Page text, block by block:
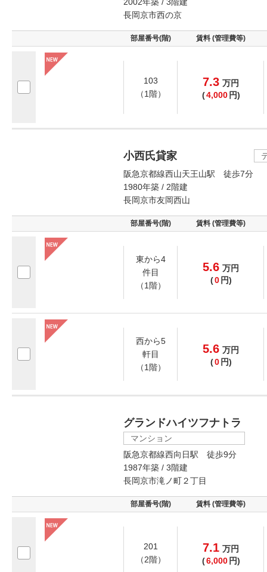
長岡京市西の京
部屋番号(階) 賃料 (管理費等)
103
（1階）
7.3 万円
(4,000 円)
小西氏貸家
阪急京都線西山天王山駅 徒歩7分
1980年築 / 2階建
長岡京市友岡西山
部屋番号(階) 賃料 (管理費等)
東から4
件目
（1階）
5.6 万円
(0 円)
西から5
軒目
（1階）
5.6 万円
(0 円)
グランドハイツフナトラ
マンション
阪急京都線西向日駅 徒歩9分
1987年築 / 3階建
長岡京市滝ノ町２丁目
部屋番号(階) 賃料 (管理費等)
201
（2階）
7.1 万円
(6,000 円)